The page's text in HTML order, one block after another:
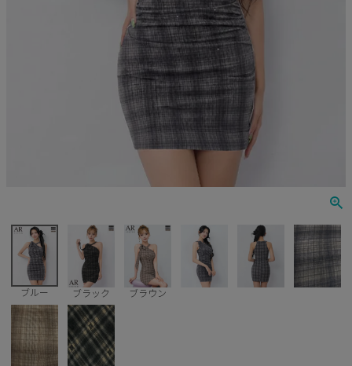
JENNNY
COMEX
Rechercher
Pleaser
ブルー ブラック ブラウン